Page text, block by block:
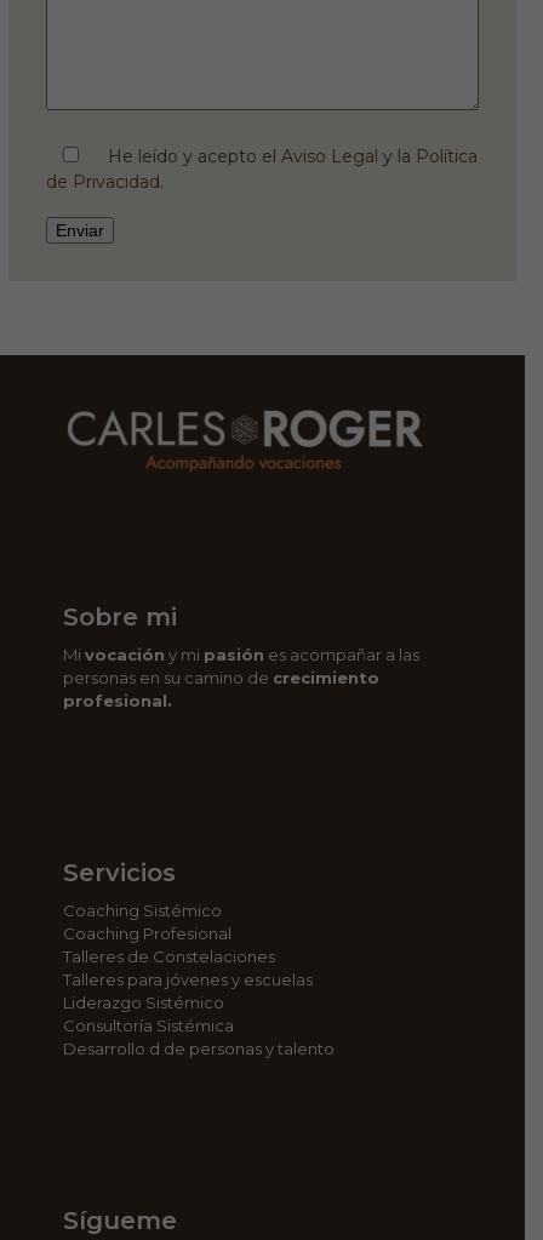
He leído y acepto elAviso Legal y la Política
de Privacidad.
Sobre mi
Mi vocación y mi pasión es acompañar a las
personas en su camino de crecimiento
profesional.
Servicios
Coaching Sistémico
Coaching Profesional
Talleres de Constelaciones
Talleres para jóvenes y escuelas
Liderazgo Sistémico
Consultoría Sistémica
Desarrollo d de personas y talento
Sígueme